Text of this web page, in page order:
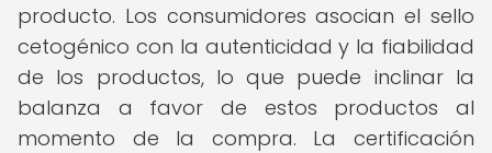
producto. Los consumidores asocian el sello
cetogénico con la autenticidad y la fiabilidad
de los productos, lo que puede inclinar la
balanza a favor de estos productos al
momento de la compra. La certificación